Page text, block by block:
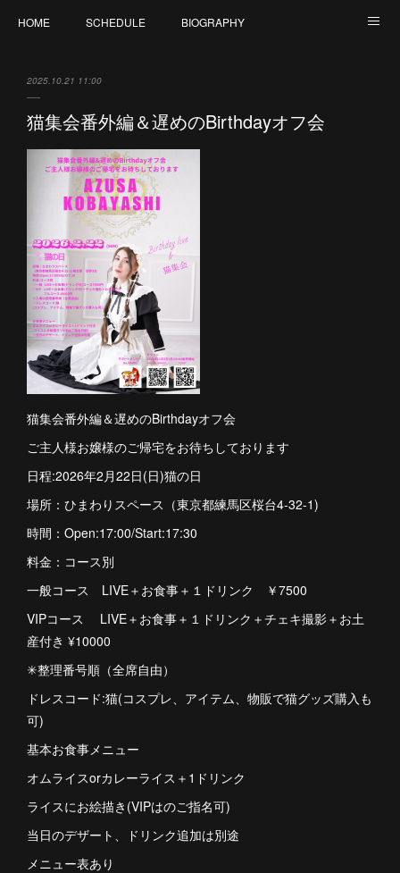
HOME SCHEDULE BIOGRAPHY
CONTACT
2025.10.21 11:00
猫集会番外編＆遅めのBirthdayオフ会
猫集会番外編＆遅めのBirthdayオフ会
ご主人様お嬢様のご帰宅をお待ちしております
日程:2026年2月22日(日)猫の日
場所：ひまわりスペース（東京都練馬区桜台4-32-1)
時間：Open:17:00/Start:17:30
料金：コース別
一般コース LIVE＋お食事＋１ドリンク ￥7500
VIPコース LIVE＋お食事＋１ドリンク＋チェキ撮影＋お土
産付き ¥10000
✳︎整理番号順（全席自由）
ドレスコード:猫(コスプレ、アイテム、物販で猫グッズ購入も
可)
基本お食事メニュー
オムライスorカレーライス＋1ドリンク
ライスにお絵描き(VIPはのご指名可)
当日のデザート、ドリンク追加は別途
メニュー表あり